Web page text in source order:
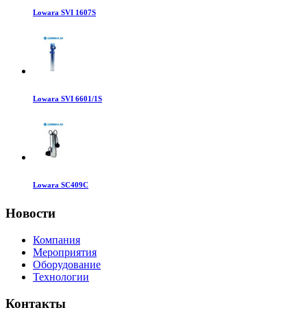
Lowara SVI 1607S
Lowara SVI 6601/1S
Lowara SC409C
Новости
Компания
Мероприятия
Оборудование
Технологии
Контакты